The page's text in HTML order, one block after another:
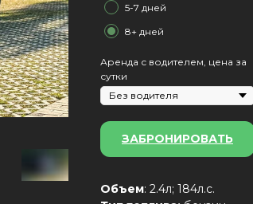
5-7 дней
8+ дней
Аренда с водителем, цена за
сутки
ЗАБРОНИРОВАТЬ
Объем: 2.4л; 184л.с.